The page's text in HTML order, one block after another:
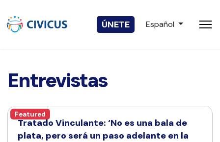
ÚNETE Seleccione su
Español
Entrevistas
Featured
Tratado Vinculante: ‘No es una bala de
plata, pero será un paso adelante en la